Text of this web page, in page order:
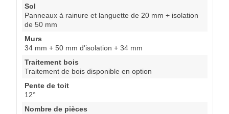
Sol
Panneaux à rainure et languette de 20 mm + isolation
de 50 mm
Murs
34 mm + 50 mm d'isolation + 34 mm
Traitement bois
Traitement de bois disponible en option
Pente de toit
12°
Nombre de pièces